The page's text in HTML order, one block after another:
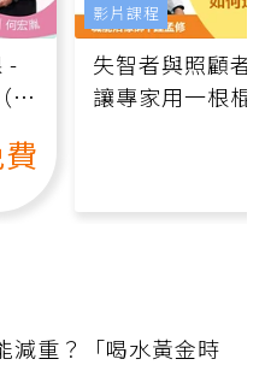
-
線
失智者與照顧者
讓專家用一根棍
影片課程
減重？「喝水黃金時